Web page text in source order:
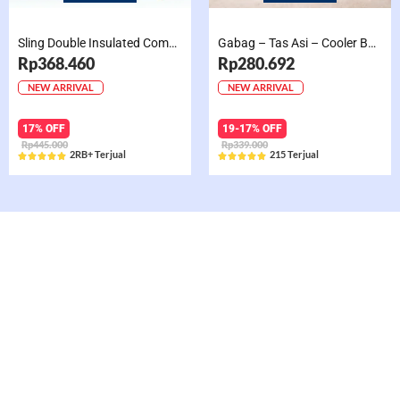
Sling Double Insulated Compartment Cappucino Black, Creamy, Salem, Chocolate
Rp368.460
NEW ARRIVAL
17% OFF
Rp445.000
Rated
2RB+ Terjual
Gabag – Tas Asi – Cooler Bag Sling Single Compartment Mint Grape Bubble
Rp280.692
NEW ARRIVAL
19-17% OFF
Rp339.000
Rated
215 Terjual